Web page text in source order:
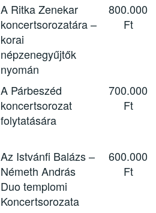
A Ritka Zenekar
koncertsorozatára –
korai
népzenegyűjtők
nyomán
800.000
Ft
A Párbeszéd
koncertsorozat
folytatására
700.000
Ft
Az Istvánfi Balázs –
Németh András
Duo templomi
Koncertsorozata
600.000
Ft